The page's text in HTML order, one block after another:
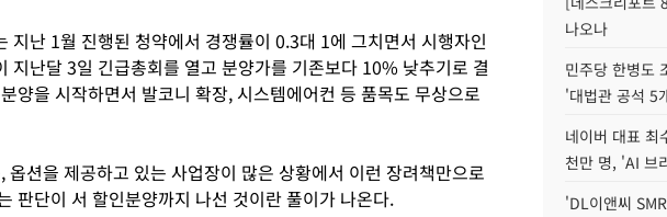
지난 1월 진행된 청약에서 경쟁률이 0.3대 1에 그치면서 시행자인
지난달 3일 긴급총회를 열고 분양가를 기존보다 10% 낮추기로 결
양을 시작하면서 발코니 확장, 시스템에어컨 등 품목도 무상으로
옵션을 제공하고 있는 사업장이 많은 상황에서 이런 장려책만으로
판단이 서 할인분양까지 나선 것이란 풀이가 나온다.
나오나
민주당 한병도
'대법관 공석 5
네이버 대표
천만 명, 'AI 브
'DL이앤씨